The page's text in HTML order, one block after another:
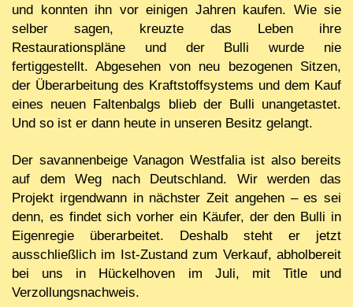
und konnten ihn vor einigen Jahren kaufen. Wie sie
selber sagen, kreuzte das Leben ihre
Restaurationspläne und der Bulli wurde nie
fertiggestellt. Abgesehen von neu bezogenen Sitzen,
der Überarbeitung des Kraftstoffsystems und dem Kauf
eines neuen Faltenbalgs blieb der Bulli unangetastet.
Und so ist er dann heute in unseren Besitz gelangt.
Der savannenbeige Vanagon Westfalia ist also bereits
auf dem Weg nach Deutschland. Wir werden das
Projekt irgendwann in nächster Zeit angehen – es sei
denn, es findet sich vorher ein Käufer, der den Bulli in
Eigenregie überarbeitet. Deshalb steht er jetzt
ausschließlich im Ist-Zustand zum Verkauf, abholbereit
bei uns in Hückelhoven im Juli, mit Title und
Verzollungsnachweis.